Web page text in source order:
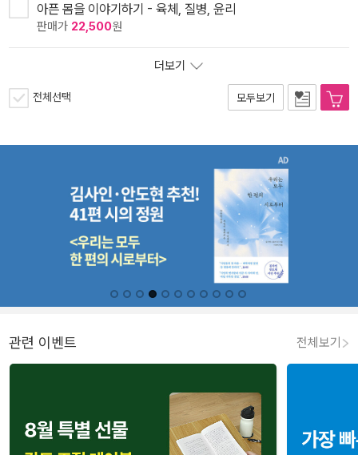
아픈 몸을 이야기하기 - 육체, 질병, 윤리
판매가 22,500원
더보기
전체선택 모두보기
관련 이벤트 전체보기